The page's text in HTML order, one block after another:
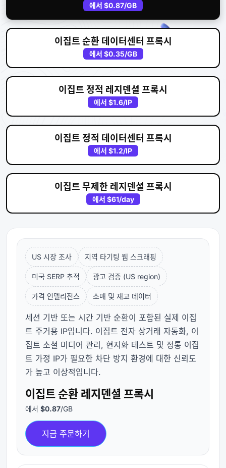
에서 $0.87/GB
이집트 순환 데이터센터 프록시
에서 $0.35/GB
이집트 정적 레지덴셜 프록시
에서 $1.6/IP
이집트 정적 데이터센터 프록시
에서 $1.2/IP
이집트 무제한 레지덴셜 프록시
에서 $61/day
US 시장 조사 지역 타기팅 웹 스크래핑
미국 SERP 추적 광고 검증 (US region)
가격 인텔리전스 소매 및 재고 데이터
세션 기반 또는 시간 기반 순환이 포함된 실제 이집
트 주거용 IP입니다. 이집트 전자 상거래 자동화, 이
집트 소셜 미디어 관리, 현지화 테스트 및 정통 이집
트 가정 IP가 필요한 차단 방지 환경에 대한 신뢰도
가 높고 이상적입니다.
이집트 순환 레지덴셜 프록시
에서 $0.87/GB
지금 주문하기